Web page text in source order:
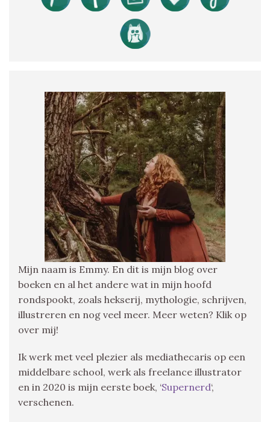
Mijn naam is Emmy. En dit is mijn blog over
boeken en al het andere wat in mijn hoofd
rondspookt, zoals hekserij, mythologie, schrijven,
illustreren en nog veel meer. Meer weten? Klik op
over mij!
Ik werk met veel plezier als mediathecaris op een
middelbare school, werk als freelance illustrator
en in 2020 is mijn eerste boek, ‘Supernerd‘,
verschenen.